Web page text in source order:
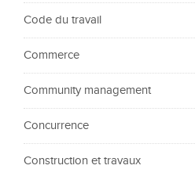
Code du travail
Commerce
Community management
Concurrence
Construction et travaux